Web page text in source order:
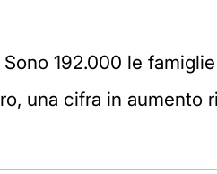
192.000 le famiglie
una cifra in aumento